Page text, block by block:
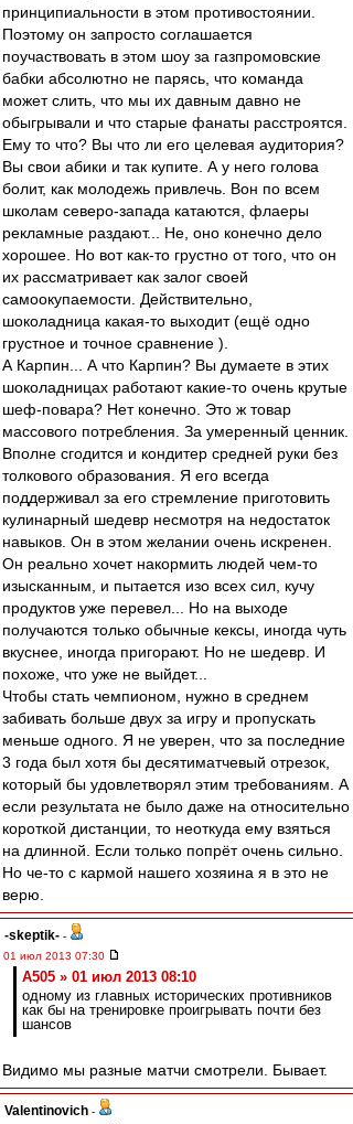
принципиальности в этом противостоянии.
Поэтому он запросто соглашается
поучаствовать в этом шоу за газпромовские
бабки абсолютно не парясь, что команда
может слить, что мы их давным давно не
обыгрывали и что старые фанаты расстроятся.
Ему то что? Вы что ли его целевая аудитория?
Вы свои абики и так купите. А у него голова
болит, как молодежь привлечь. Вон по всем
школам северо-запада катаются, флаеры
рекламные раздают... Не, оно конечно дело
хорошее. Но вот как-то грустно от того, что он
их рассматривает как залог своей
самоокупаемости. Действительно,
шоколадница какая-то выходит (ещё одно
грустное и точное сравнение ).
А Карпин... А что Карпин? Вы думаете в этих
шоколадницах работают какие-то очень крутые
шеф-повара? Нет конечно. Это ж товар
массового потребления. За умеренный ценник.
Вполне сгодится и кондитер средней руки без
толкового образования. Я его всегда
поддерживал за его стремление приготовить
кулинарный шедевр несмотря на недостаток
навыков. Он в этом желании очень искренен.
Он реально хочет накормить людей чем-то
изысканным, и пытается изо всех сил, кучу
продуктов уже перевел... Но на выходе
получаются только обычные кексы, иногда чуть
вкуснее, иногда пригорают. Но не шедевр. И
похоже, что уже не выйдет...
Чтобы стать чемпионом, нужно в среднем
забивать больше двух за игру и пропускать
меньше одного. Я не уверен, что за последние
3 года был хотя бы десятиматчевый отрезок,
который бы удовлетворял этим требованиям. А
если результата не было даже на относительно
короткой дистанции, то неоткуда ему взяться
на длинной. Если только попрёт очень сильно.
Но че-то с кармой нашего хозяина я в это не
верю.
-skeptik- -
01 июл 2013 07:30
A505 » 01 июл 2013 08:10
одному из главных исторических противников
как бы на тренировке проигрывать почти без
шансов
Видимо мы разные матчи смотрели. Бывает.
Valentinovich -